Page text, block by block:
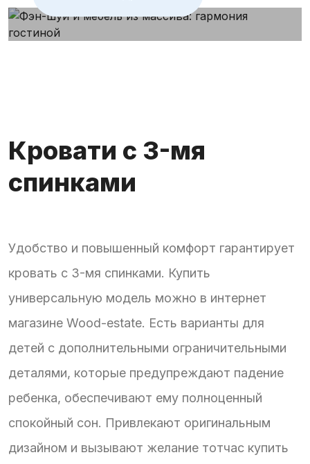
Кровати с 3-мя
спинками
Удобство и повышенный комфорт гарантирует
кровать с 3-мя спинками. Купить
универсальную модель можно в интернет
магазине Wood-estate. Есть варианты для
детей с дополнительными ограничительными
деталями, которые предупреждают падение
ребенка, обеспечивают ему полноценный
спокойный сон. Привлекают оригинальным
дизайном и вызывают желание тотчас купить